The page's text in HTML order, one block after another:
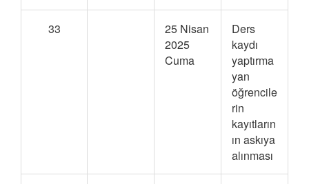
33
25 Nisan
2025
Cuma
Ders
kaydı
yaptırma
yan
öğrencile
rin
kayıtların
ın askıya
alınması